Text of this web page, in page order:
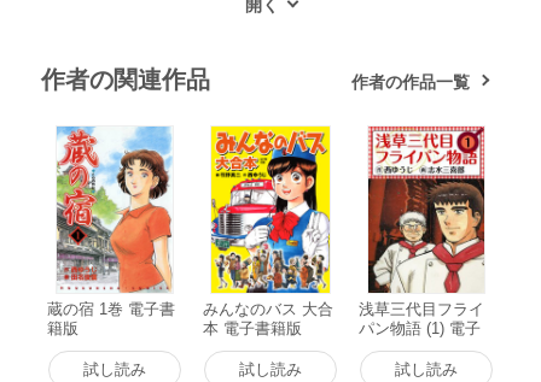
作者の関連作品 作者の作品一覧
蔵の宿 1巻 電子書
籍版
試し読み
みんなのバス 大合
本 電子書籍版
試し読み
浅草三代目フライ
パン物語 (1) 電子
書籍版
試し読み